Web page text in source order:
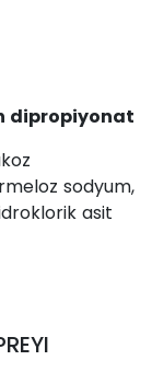
dipropiyonat
sodyum,
asit